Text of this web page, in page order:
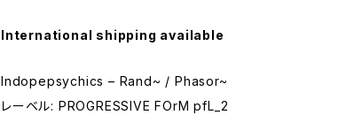
International shipping available
Indopepsychics – Rand~ / Phasor~
レーベル: PROGRESSIVE FOrM pfL_2